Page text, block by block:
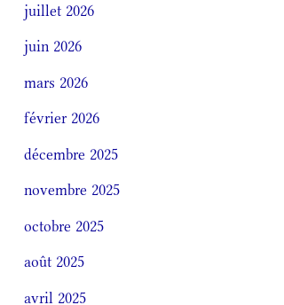
juillet 2026
juin 2026
mars 2026
février 2026
décembre 2025
novembre 2025
octobre 2025
août 2025
avril 2025